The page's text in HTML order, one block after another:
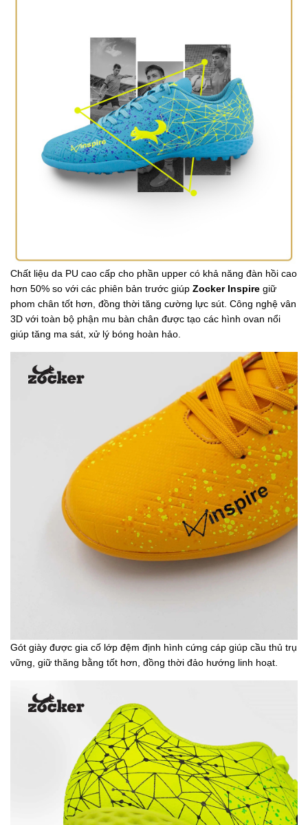
Chất liệu da PU cao cấp cho phần upper có khả năng đàn hồi cao
hơn 50% so với các phiên bản trước giúp Zocker Inspire giữ
phom chân tốt hơn, đồng thời tăng cường lực sút. Công nghệ vân
3D với toàn bộ phận mu bàn chân được tạo các hình ovan nổi
giúp tăng ma sát, xử lý bóng hoàn hảo.
Gót giày được gia cố lớp đệm định hình cứng cáp giúp cầu thủ trụ
vững, giữ thăng bằng tốt hơn, đồng thời đảo hướng linh hoạt.